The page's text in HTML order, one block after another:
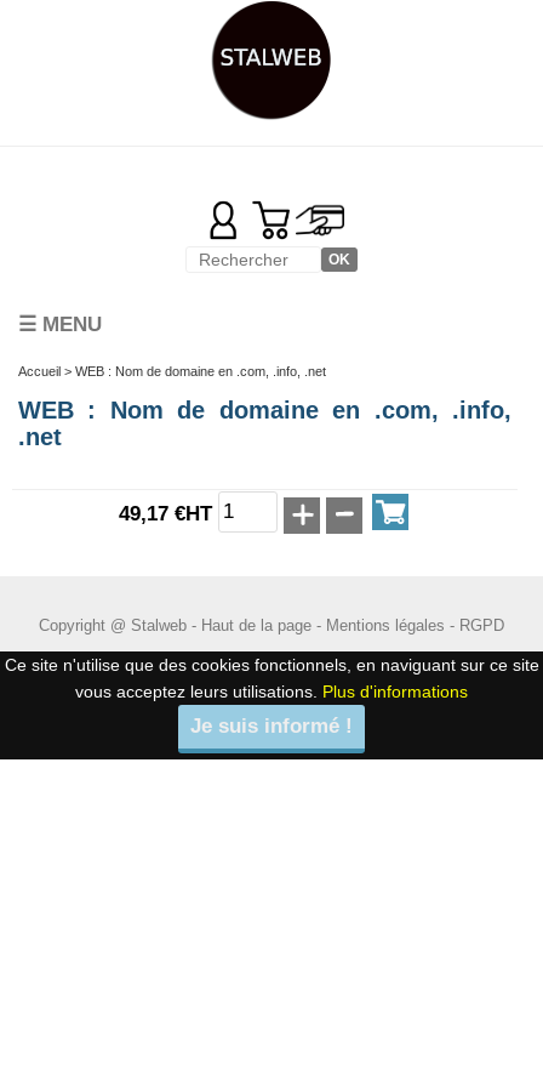
☰ MENU
Accueil > WEB : Nom de domaine en .com, .info, .net
WEB : Nom de domaine en .com, .info,
.net
49,17 €HT
Copyright @ Stalweb - Haut de la page - Mentions légales - RGPD
Ce site n'utilise que des cookies fonctionnels, en naviguant sur ce site
vous acceptez leurs utilisations. Plus d'informations